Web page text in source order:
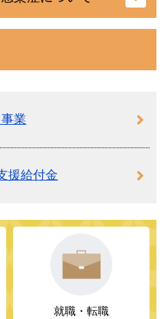
業
援給付金
就職・転職